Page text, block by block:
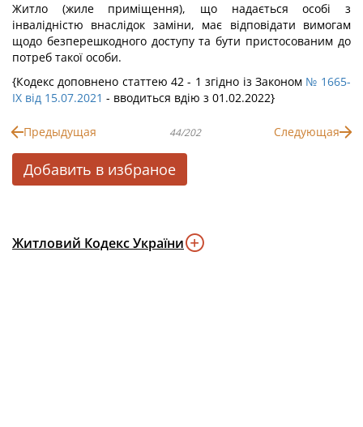
Житло (жиле приміщення), що надається особі з
інвалідністю внаслідок заміни, має відповідати вимогам
щодо безперешкодного доступу та бути пристосованим до
потреб такої особи.
{Кодекс доповнено статтею 42 - 1 згідно із Законом № 1665-
IX від 15.07.2021 - вводиться вдію з 01.02.2022}
Предыдущая 44/202 Следующая
Добавить в избраное
Житловий Кодекс України